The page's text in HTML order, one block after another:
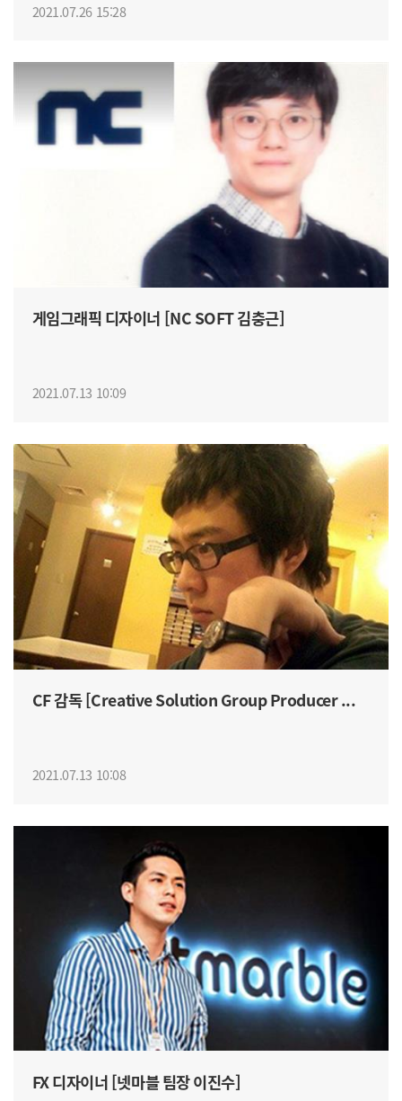
2021.07.26 15:28
게임그래픽 디자이너 [NC SOFT 김충근]
2021.07.13 10:09
CF 감독 [Creative Solution Group Producer ...
2021.07.13 10:08
FX 디자이너 [넷마블 팀장 이진수]